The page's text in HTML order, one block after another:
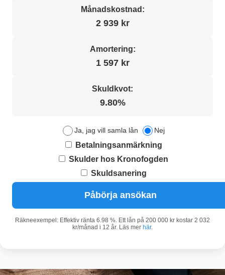
Månadskostnad:
2 939 kr
Amortering:
1 597 kr
Skuldkvot:
9.80%
Ja, jag vill samla lån Nej
Betalningsanmärkning
Skulder hos Kronofogden
Skuldsanering
Påbörja ansökan
Räkneexempel: Effektiv ränta 6.98 %. Ett lån på 200 000 kr kostar 2 032
kr/månad i 12 år. Läs mer här.